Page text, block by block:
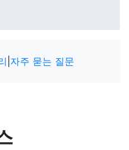
자주 묻는 질문